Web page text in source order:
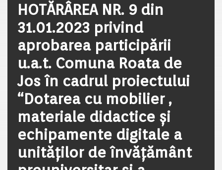
HOTĂRÂREA NR. 9 din
31.01.2023 privind
aprobarea participării
u.a.t. Comuna Roata de
Jos în cadrul proiectului
“Dotarea cu mobilier ,
materiale didactice și
echipamente digitale a
unităților de învățământ